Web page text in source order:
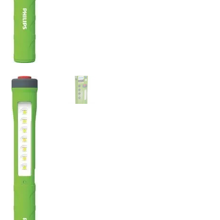
Linkpartners
My account
Over Ons
Overzicht
Privacybeleid
Retourbeleid
Videos
Winkelwagen